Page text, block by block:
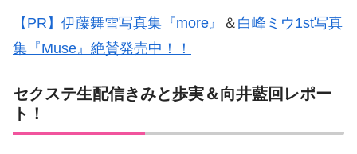
【PR】伊藤舞雪写真集『more』 ＆ 白峰ミウ1st写真
集『Muse』絶賛発売中！！
セクステ生配信きみと歩実＆向井藍回レポー
ト！